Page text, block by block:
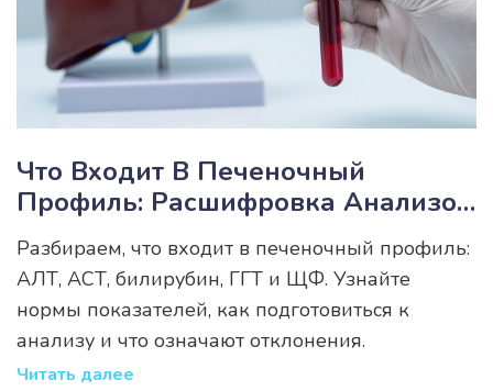
Что Входит В Печеночный
Профиль: Расшифровка Анализов
И Нормы
Разбираем, что входит в печеночный профиль:
АЛТ, АСТ, билирубин, ГГТ и ЩФ. Узнайте
нормы показателей, как подготовиться к
анализу и что означают отклонения.
Читать далее